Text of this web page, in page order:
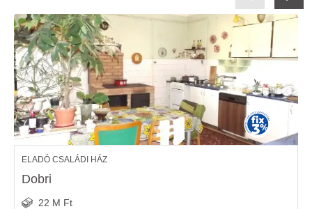
ELADÓ CSALÁDI HÁZ
Dobri
22 M Ft